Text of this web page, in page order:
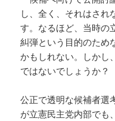
し、全く、それはされ
す。なるほど、当時の
糾弾という目的のため
かもしれない。しかし
ではないでしょうか？
公正で透明な候補者選
が立憲民主党内部でも